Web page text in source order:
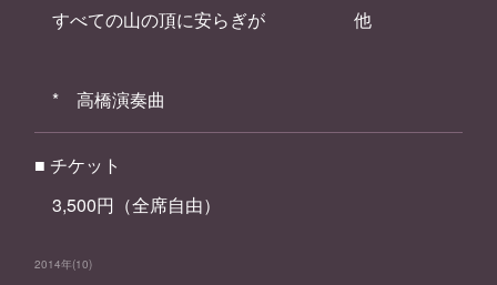
すべての山の頂に安らぎが 他
* 高橋演奏曲
■ チケット
3,500円（全席自由）
2014年(10)